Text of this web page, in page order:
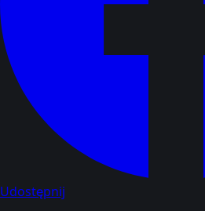
Udostępnij